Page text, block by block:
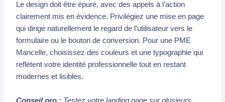
Le design doit être épuré, avec des appels à l’action
clairement mis en évidence. Privilégiez une mise en page
qui dirige naturellement le regard de l’utilisateur vers le
formulaire ou le bouton de conversion. Pour une PME
Mancelle, choisissez des couleurs et une typographie qui
reflètent votre identité professionnelle tout en restant
modernes et lisibles.
Conseil pro : Testez votre landing page sur plusieurs